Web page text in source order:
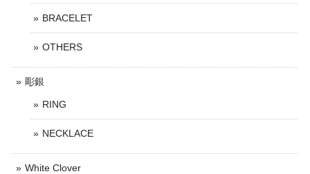
BRACELET
OTHERS
彫銀
RING
NECKLACE
White Clover